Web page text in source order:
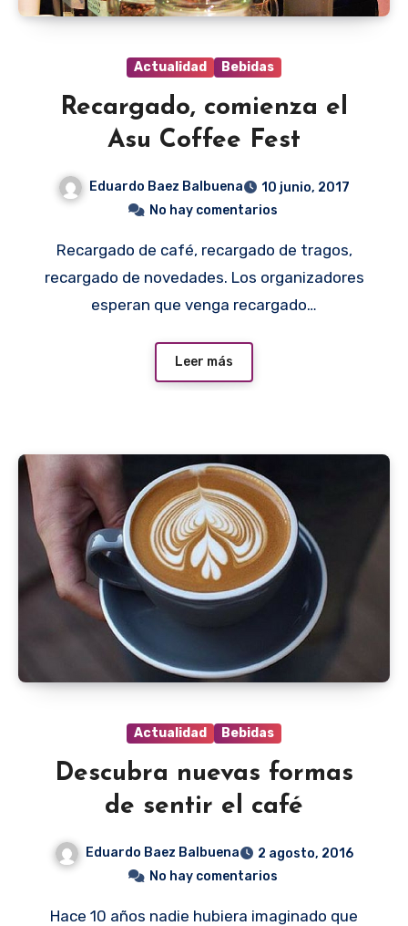
Actualidad Bebidas
Recargado, comienza el
Asu Coffee Fest
Eduardo Baez Balbuena
10 junio, 2017
No hay comentarios
Recargado de café, recargado de tragos,
recargado de novedades. Los organizadores
esperan que venga recargado…
Leer más
Actualidad Bebidas
Descubra nuevas formas
de sentir el café
Eduardo Baez Balbuena
2 agosto, 2016
No hay comentarios
Hace 10 años nadie hubiera imaginado que